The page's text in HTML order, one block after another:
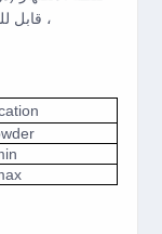
قابل للذوبان في الماء ، الإيثانول ، البروبيلين غليكول ،